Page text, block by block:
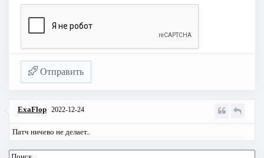
Отправить
ExaFlop 2022-12-24
Патч ничево не делает..